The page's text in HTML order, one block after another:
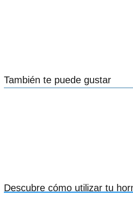
También te puede gustar
Descubre cómo utilizar tu